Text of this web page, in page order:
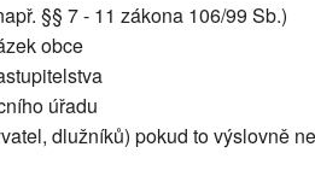
§§ 7 - 11 zákona 106/99 Sb.)
obce
úřadu
dlužníků) pokud to výslovně